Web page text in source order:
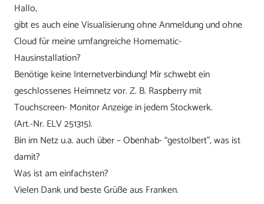
Hallo,
gibt es auch eine Visualisierung ohne Anmeldung und ohne
Cloud für meine umfangreiche Homematic-
Hausinstallation?
Benötige keine Internetverbindung! Mir schwebt ein
geschlossenes Heimnetz vor. Z. B. Raspberry mit
Touchscreen- Monitor Anzeige in jedem Stockwerk.
(Art.-Nr. ELV 251315).
Bin im Netz u.a. auch über – Obenhab- “gestolbert”, was ist
damit?
Was ist am einfachsten?
Vielen Dank und beste Grüße aus Franken.